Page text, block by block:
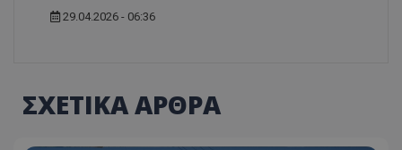
29.04.2026 - 06:36
ΣΧΕΤΙΚΑ ΑΡΘΡΑ